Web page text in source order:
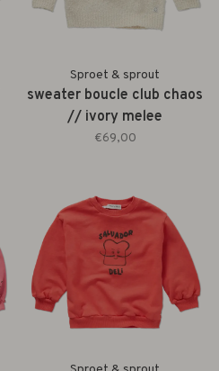
Sproet & sprout
sweater boucle club chaos
// ivory melee
€69,00